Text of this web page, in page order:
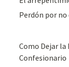
Perdón por no
Como Dejar la
Confesionario